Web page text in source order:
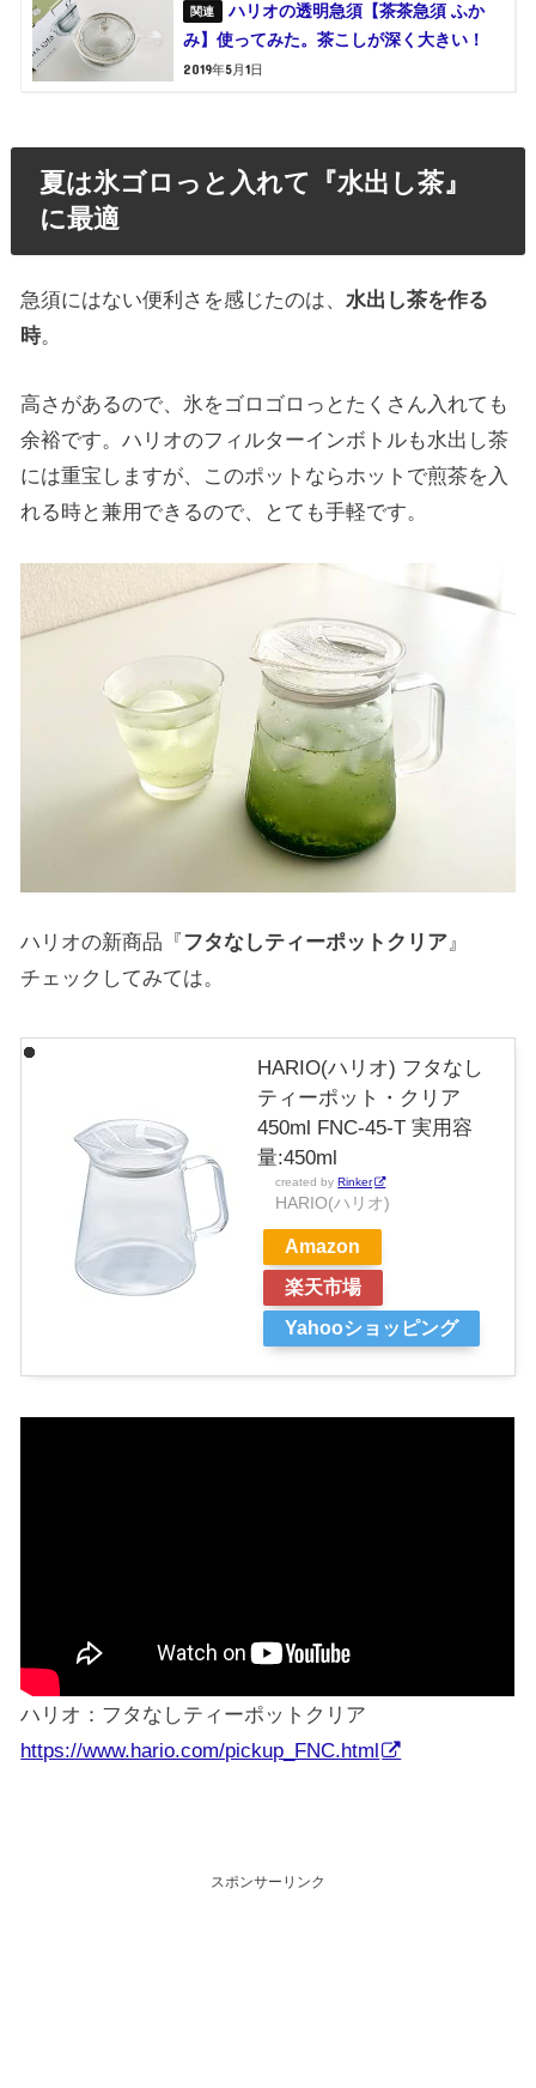
ハリオの透明急須【茶茶急須 ふか
み】使ってみた。茶こしが深く大きい！
2019年5月1日
夏は氷ゴロっと入れて『水出し茶』
に最適
急須にはない便利さを感じたのは、 水出し茶を作る
時。
高さがあるので、氷をゴロゴロっとたくさん入れても
余裕です。ハリオのフィルターインボトルも水出し茶
には重宝しますが、このポットならホットで煎茶を入
れる時と兼用できるので、とても手軽です。
ハリオの新商品『フタなしティーポットクリア』
チェックしてみては。
HARIO(ハリオ) フタなし
ティーポット・クリア
450ml FNC-45-T 実用容
量:450ml
created byRinker
HARIO(ハリオ)
Amazon
楽天市場
Yahooショッピング
ハリオ：フタなしティーポットクリア
https://www.hario.com/pickup_FNC.html
スポンサーリンク